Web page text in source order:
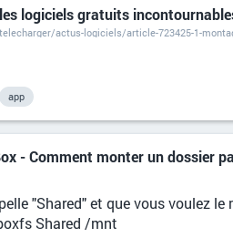
logiciels gratuits
actus-logiciels/article-723425-1-
app
- Comment monter un dossier
"Shared" et que vous voulez
Shared /mnt